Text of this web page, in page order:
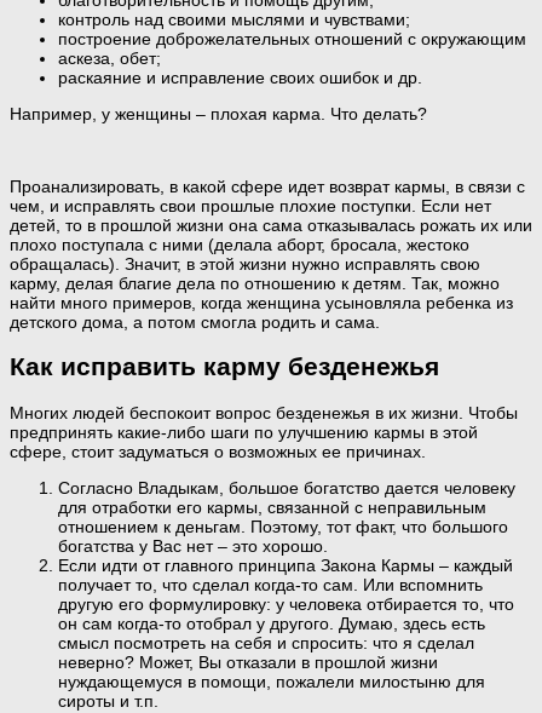
контроль над своими мыслями и чувствами;
построение доброжелательных отношений с окружающим
аскеза, обет;
раскаяние и исправление своих ошибок и др.
Например, у женщины – плохая карма. Что делать?
Проанализировать, в какой сфере идет возврат кармы, в связи с
чем, и исправлять свои прошлые плохие поступки. Если нет
детей, то в прошлой жизни она сама отказывалась рожать их или
плохо поступала с ними (делала аборт, бросала, жестоко
обращалась). Значит, в этой жизни нужно исправлять свою
карму, делая благие дела по отношению к детям. Так, можно
найти много примеров, когда женщина усыновляла ребенка из
детского дома, а потом смогла родить и сама.
Как исправить карму безденежья
Многих людей беспокоит вопрос безденежья в их жизни. Чтобы
предпринять какие-либо шаги по улучшению кармы в этой
сфере, стоит задуматься о возможных ее причинах.
Согласно Владыкам, большое богатство дается человеку
для отработки его кармы, связанной с неправильным
отношением к деньгам. Поэтому, тот факт, что большого
богатства у Вас нет – это хорошо.
Если идти от главного принципа Закона Кармы – каждый
получает то, что сделал когда-то сам. Или вспомнить
другую его формулировку: у человека отбирается то, что
он сам когда-то отобрал у другого. Думаю, здесь есть
смысл посмотреть на себя и спросить: что я сделал
неверно? Может, Вы отказали в прошлой жизни
нуждающемуся в помощи, пожалели милостыню для
сироты и т.п.